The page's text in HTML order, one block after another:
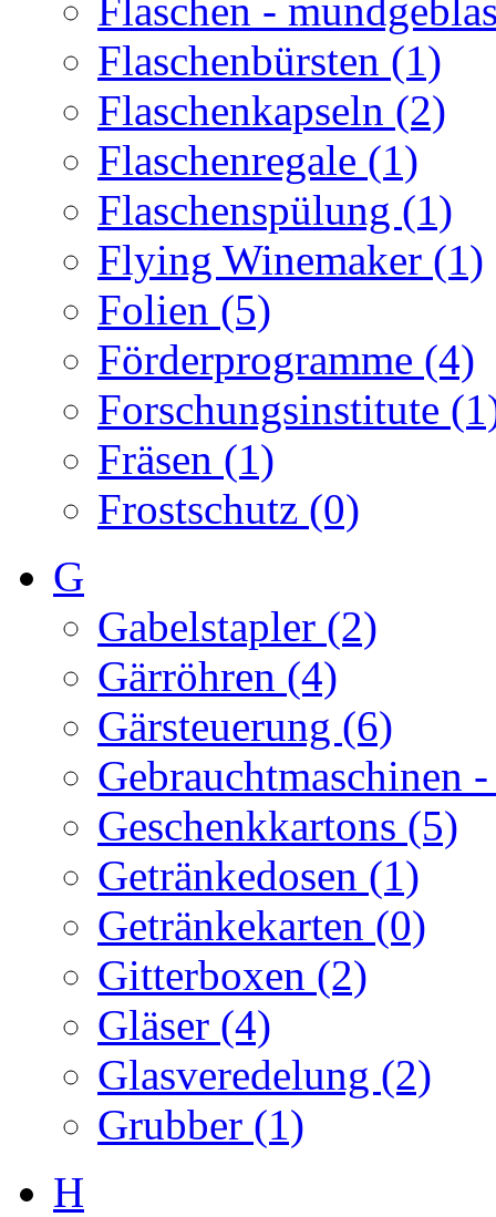
Flaschen -
Flaschenbürsten (1)
Flaschenkapseln (2)
Flaschenregale (1)
Flaschenspülung (1)
Flying Winemaker (1)
Folien (5)
Förderprogramme (4)
Forschungsinstitute
Fräsen (1)
Frostschutz (0)
G
Gabelstapler (2)
Gärröhren (4)
Gärsteuerung (6)
Gebrauchtmaschinen
Geschenkkartons (5)
Getränkedosen (1)
Getränkekarten (0)
Gitterboxen (2)
Gläser (4)
Glasveredelung (2)
Grubber (1)
H